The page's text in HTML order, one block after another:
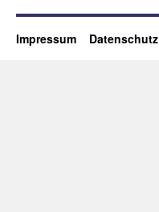
Impressum Datenschutz